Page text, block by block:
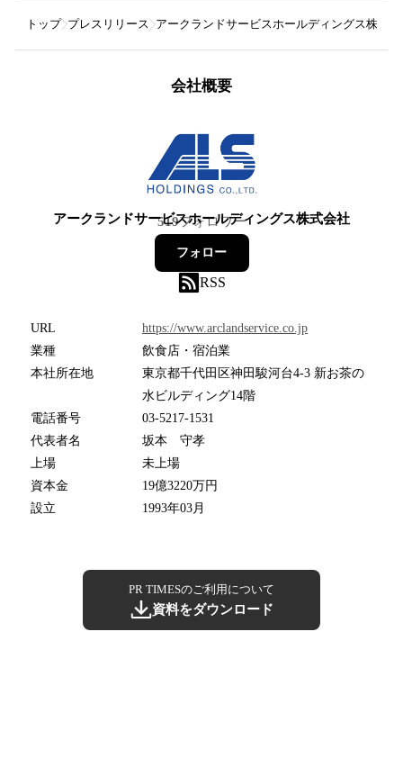
トップ プレスリリース アークランドサービスホールディングス株式
会社概要
アークランドサービスホールディングス株式会社
519フォロワー
フォロー
RSS
URL
https://www.arclandservice.co.jp
業種
飲食店・宿泊業
本社所在地
東京都千代田区神田駿河台4-3 新お茶の
水ビルディング14階
電話番号
03-5217-1531
代表者名
坂本 守孝
上場
未上場
資本金
19億3220万円
設立
1993年03月
PR TIMESのご利用について
資料をダウンロード